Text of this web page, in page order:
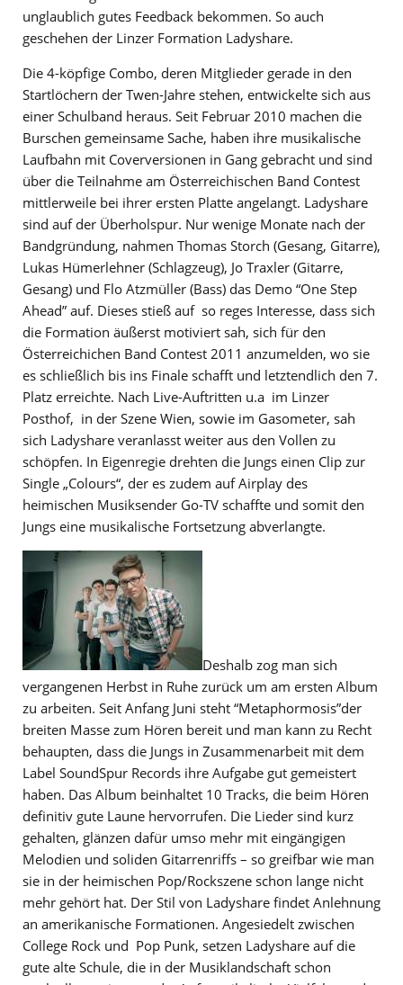
unglaublich gutes Feedback bekommen. So auch
geschehen der Linzer Formation Ladyshare.
Die 4-köpfige Combo, deren Mitglieder gerade in den
Startlöchern der Twen-Jahre stehen, entwickelte sich aus
einer Schulband heraus. Seit Februar 2010 machen die
Burschen gemeinsame Sache, haben ihre musikalische
Laufbahn mit Coverversionen in Gang gebracht und sind
über die Teilnahme am Österreichischen Band Contest
mittlerweile bei ihrer ersten Platte angelangt. Ladyshare
sind auf der Überholspur. Nur wenige Monate nach der
Bandgründung, nahmen Thomas Storch (Gesang, Gitarre),
Lukas Hümerlehner (Schlagzeug), Jo Traxler (Gitarre,
Gesang) und Flo Atzmüller (Bass) das Demo “One Step
Ahead” auf. Dieses stieß auf so reges Interesse, dass sich
die Formation äußerst motiviert sah, sich für den
Österreichichen Band Contest 2011 anzumelden, wo sie
es schließlich bis ins Finale schafft und letztendlich den 7.
Platz erreichte. Nach Live-Auftritten u.a im Linzer
Posthof, in der Szene Wien, sowie im Gasometer, sah
sich Ladyshare veranlasst weiter aus den Vollen zu
schöpfen. In Eigenregie drehten die Jungs einen Clip zur
Single „Colours“, der es zudem auf Airplay des
heimischen Musiksender Go-TV schaffte und somit den
Jungs eine musikalische Fortsetzung abverlangte.
Deshalb zog man sich
vergangenen Herbst in Ruhe zurück um am ersten Album
zu arbeiten. Seit Anfang Juni steht “Metaphormosis”der
breiten Masse zum Hören bereit und man kann zu Recht
behaupten, dass die Jungs in Zusammenarbeit mit dem
Label SoundSpur Records ihre Aufgabe gut gemeistert
haben. Das Album beinhaltet 10 Tracks, die beim Hören
definitiv gute Laune hervorrufen. Die Lieder sind kurz
gehalten, glänzen dafür umso mehr mit eingängigen
Melodien und soliden Gitarrenriffs – so greifbar wie man
sie in der heimischen Pop/Rockszene schon lange nicht
mehr gehört hat. Der Stil von Ladyshare findet Anlehnung
an amerikanische Formationen. Angesiedelt zwischen
College Rock und Pop Punk, setzen Ladyshare auf die
gute alte Schule, die in der Musiklandschaft schon